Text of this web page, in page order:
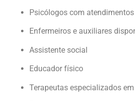
Psicólogos com
Enfermeiros e auxiliares
Assistente social
Educador físico
Terapeutas especializados